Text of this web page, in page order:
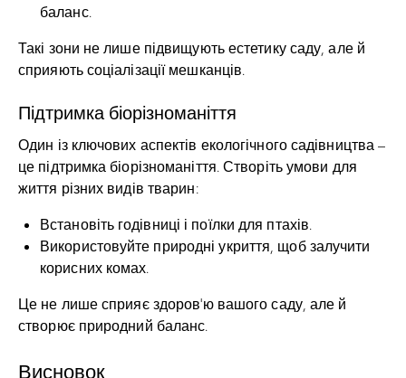
баланс.
Такі зони не лише підвищують естетику саду, але й
сприяють соціалізації мешканців.
Підтримка біорізноманіття
Один із ключових аспектів екологічного садівництва –
це підтримка біорізноманіття. Створіть умови для
життя різних видів тварин:
Встановіть годівниці і поїлки для птахів.
Використовуйте природні укриття, щоб залучити
корисних комах.
Це не лише сприяє здоров’ю вашого саду, але й
створює природний баланс.
Висновок